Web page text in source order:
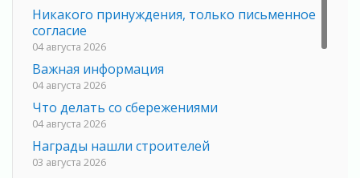
Никакого принуждения, только письменное
согласие
04 августа 2026
Важная информация
04 августа 2026
Что делать со сбережениями
04 августа 2026
Награды нашли строителей
03 августа 2026